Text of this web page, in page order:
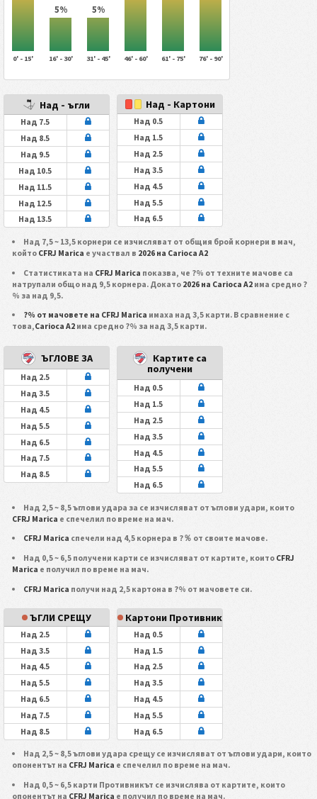
5% 5%
0' - 15' 16' - 30' 31' - 45' 46' - 60' 61' - 75' 76' - 90'
Над - ъгли
Над 7.5
Над 8.5
Над 9.5
Над 10.5
Над 11.5
Над 12.5
Над 13.5
Над - Картони
Над 0.5
Над 1.5
Над 2.5
Над 3.5
Над 4.5
Над 5.5
Над 6.5
Над 7,5 ~ 13,5 корнери се изчисляват от общия брой корнери в мач,
който CFRJ Marica е участвал в 2026 на Carioca A2
Статистиката на CFRJ Marica показва, че ?% от техните мачове са
натрупали общо над 9,5 корнера. Докато 2026 на Carioca A2има средно ?
% за над 9,5.
?% от мачовете на CFRJ Marica имаха над 3,5 карти. В сравнение с
това,Carioca A2има средно ?% за над 3,5 карти.
ЪГЛОВЕ ЗА
Над 2.5
Над 3.5
Над 4.5
Над 5.5
Над 6.5
Над 7.5
Над 8.5
Картите са
получени
Над 0.5
Над 1.5
Над 2.5
Над 3.5
Над 4.5
Над 5.5
Над 6.5
Над 2,5 ~ 8,5 ъглови удара за се изчисляват от ъглови удари, които
CFRJ Marica е спечелил по време на мач.
CFRJ Marica спечели над 4,5 корнера в ?％ от своите мачове.
Над 0,5 ~ 6,5 получени карти се изчисляват от картите, които CFRJ
Marica е получил по време на мач.
CFRJ Marica получи над 2,5 картона в ?% от мачовете си.
ЪГЛИ СРЕЩУ
Над 2.5
Над 3.5
Над 4.5
Над 5.5
Над 6.5
Над 7.5
Над 8.5
Картони Противник
Над 0.5
Над 1.5
Над 2.5
Над 3.5
Над 4.5
Над 5.5
Над 6.5
Над 2,5 ~ 8,5 ъглови удара срещу се изчисляват от ъглови удари, които
опонентът на CFRJ Marica е спечелил по време на мач.
Над 0,5 ~ 6,5 карти Противникът се изчислява от картите, които
опонентът на CFRJ Marica е получил по време на мач.